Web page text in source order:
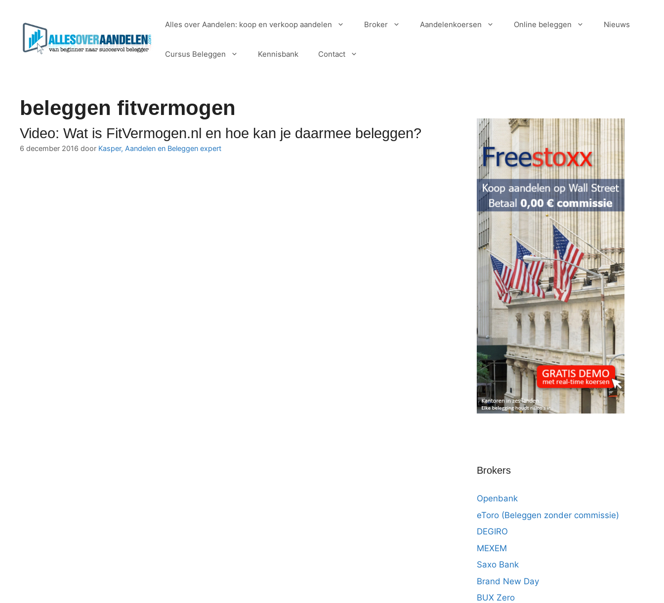
Alles over Aandelen: koop en verkoop aandelen Broker Aandelenkoersen Online beleggen Nieuws
Cursus Beleggen Kennisbank Contact
beleggen fitvermogen
Video: Wat is FitVermogen.nl en hoe kan je daarmee beleggen?
6 december 2016 door Kasper, Aandelen en Beleggen expert
Brokers
Openbank
eToro (Beleggen zonder commissie)
DEGIRO
MEXEM
Saxo Bank
Brand New Day
BUX Zero